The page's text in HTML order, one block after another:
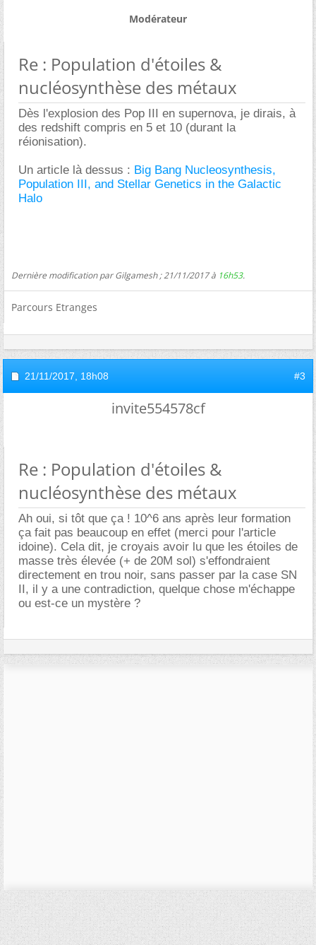
Modérateur
Re : Population d'étoiles &
nucléosynthèse des métaux
Dès l'explosion des Pop III en supernova, je dirais, à
des redshift compris en 5 et 10 (durant la
réionisation).
Un article là dessus : Big Bang Nucleosynthesis,
Population III, and Stellar Genetics in the Galactic
Halo
Dernière modification par Gilgamesh ; 21/11/2017 à 16h53.
Parcours Etranges
21/11/2017, 18h08 #3
invite554578cf
Re : Population d'étoiles &
nucléosynthèse des métaux
Ah oui, si tôt que ça ! 10^6 ans après leur formation
ça fait pas beaucoup en effet (merci pour l'article
idoine). Cela dit, je croyais avoir lu que les étoiles de
masse très élevée (+ de 20M sol) s'effondraient
directement en trou noir, sans passer par la case SN
II, il y a une contradiction, quelque chose m'échappe
ou est-ce un mystère ?